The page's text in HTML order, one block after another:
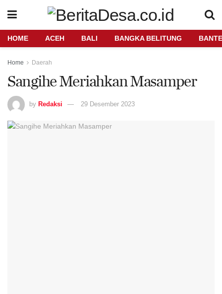
HOME ACEH BALI BANGKA BELITUNG
Home Daerah
Sangihe Meriahkan Masamper
by Redaksi 29 Desember 2023